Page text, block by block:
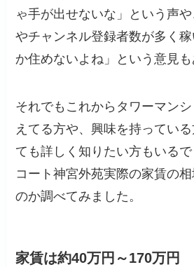
ゃ手が出せないな」という声
やチャンネル登録者数が多く
か住めないよね」という意見も
それでもこれからタワーマン
えてる方や、興味を持ってい
ても詳しく知りたい方もいる
コート神宮外苑実際の家賃の
のか調べてみました。
家賃は約40万円～170万円